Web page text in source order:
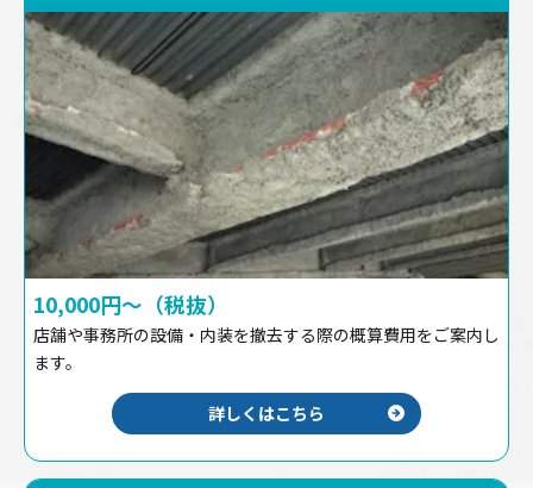
10,000円〜（税抜）
店舗や事務所の設備・内装を撤去する際の概算費用をご案内し
ます。
詳しくはこちら